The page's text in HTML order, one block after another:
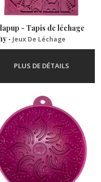
- Tapis de léchage
- Jeux De Léchage
PLUS DE DÉTAILS